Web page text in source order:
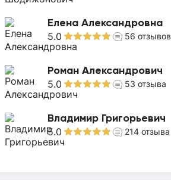
Елена Александровна
5.0 56 отзывов
Роман Александрович
5.0 53 отзыва
Владимир Григорьевич
5.0 214 отзыва